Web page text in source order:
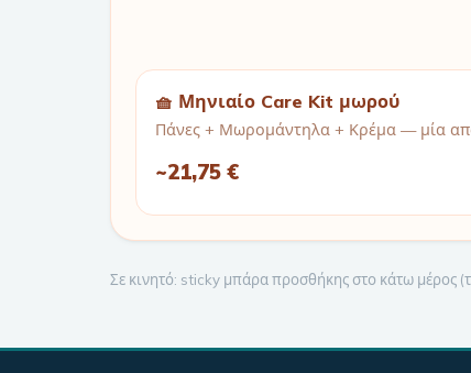
🧺 Μηνιαίο Care Kit μωρού
Πάνες + Μωρομάντηλα + Κρέμα — μία
~21,75 €
Σε κινητό: sticky μπάρα προσθήκης στο κάτω μέρος